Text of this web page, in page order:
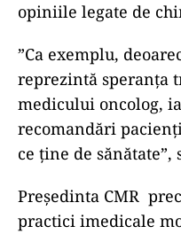
opiniile legate de
”Ca exemplu,
reprezintă speranța
medicului oncolog,
recomandări
ce ține de
Președinta CMR
practici imedicale